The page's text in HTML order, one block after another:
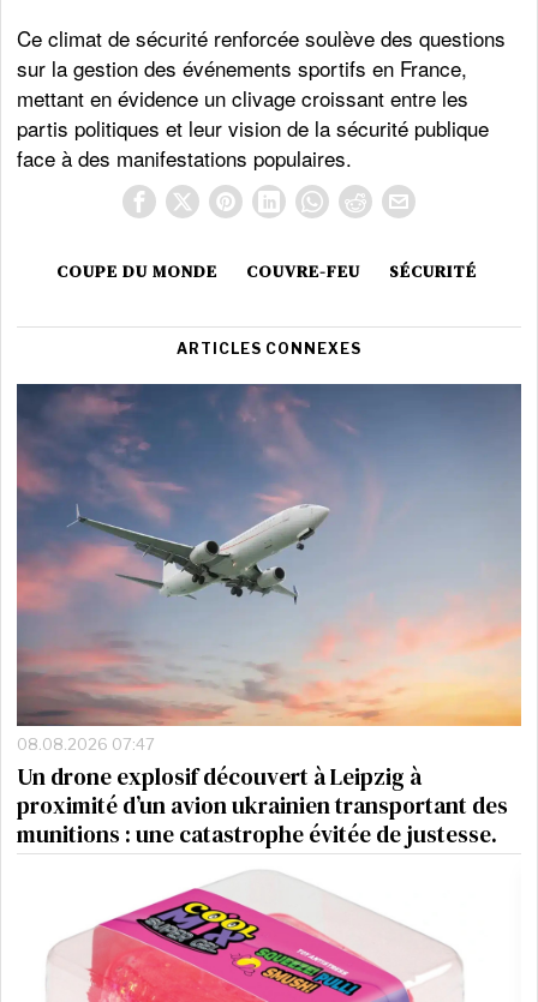
Ce climat de sécurité renforcée soulève des questions
sur la gestion des événements sportifs en France,
mettant en évidence un clivage croissant entre les
partis politiques et leur vision de la sécurité publique
face à des manifestations populaires.
COUPE DU MONDE COUVRE-FEU SÉCURITÉ
ARTICLES CONNEXES
08.08.2026 07:47
Un drone explosif découvert à Leipzig à
proximité d’un avion ukrainien transportant des
munitions : une catastrophe évitée de justesse.